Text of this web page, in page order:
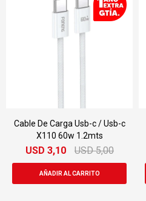
Cable De Carga Usb-c / Usb-c
X110 60w 1.2mts
USD 3,10 USD 5,00